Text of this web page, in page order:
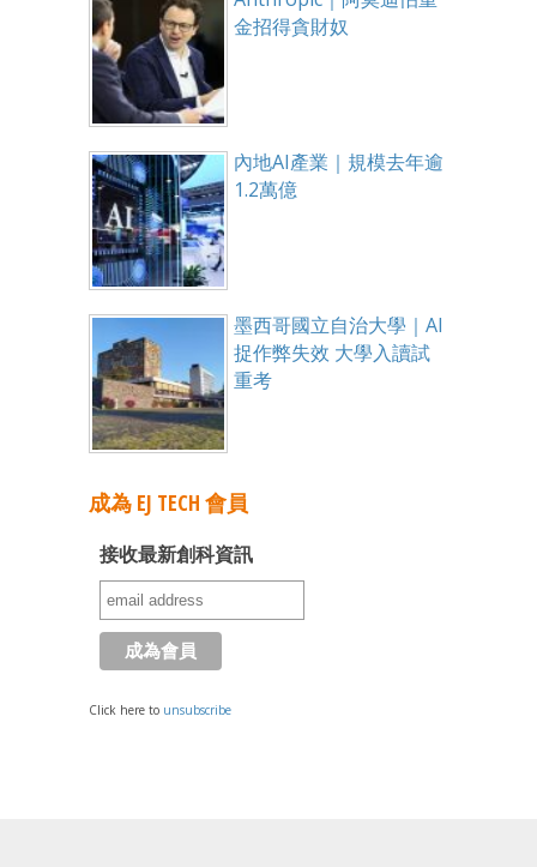
金招得貪財奴
內地AI產業｜規模去年逾
1.2萬億
墨西哥國立自治大學｜AI
捉作弊失效 大學入讀試
重考
成為 EJ TECH 會員
接收最新創科資訊
Click here to unsubscribe